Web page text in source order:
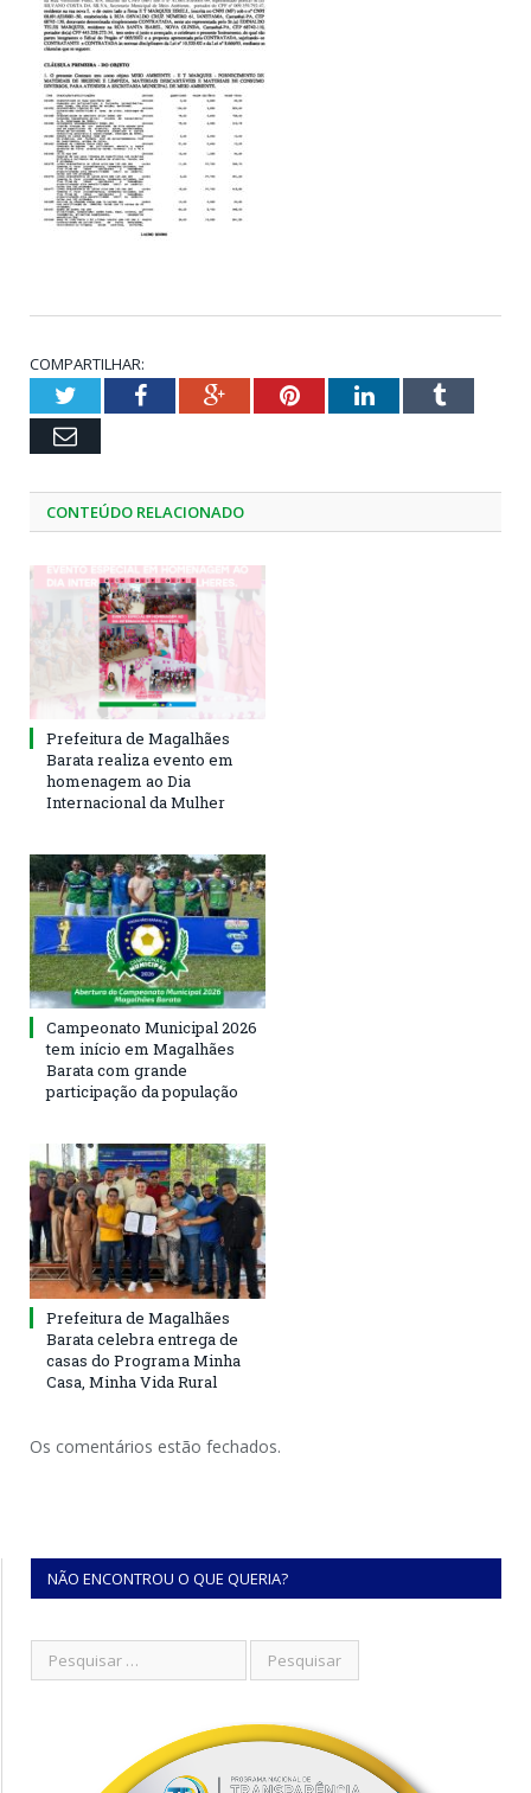
COMPARTILHAR:
TwitterFacebookGoogle+PinterestLinkedInTumblr
Email
CONTEÚDO RELACIONADO
Prefeitura de Magalhães
Barata realiza evento em
homenagem ao Dia
Internacional da Mulher
Campeonato Municipal 2026
tem início em Magalhães
Barata com grande
participação da população
Prefeitura de Magalhães
Barata celebra entrega de
casas do Programa Minha
Casa, Minha Vida Rural
Os comentários estão fechados.
NÃO ENCONTROU O QUE QUERIA?